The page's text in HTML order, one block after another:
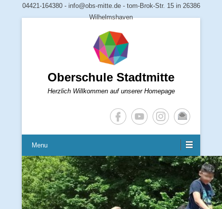
04421-164380 - info@obs-mitte.de - tom-Brok-Str. 15 in 26386
Wilhelmshaven
Oberschule Stadtmitte
Herzlich Willkommen auf unserer Homepage
Menu